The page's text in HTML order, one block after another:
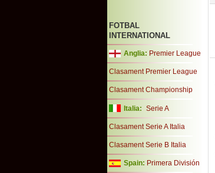
FOTBAL
INTERNATIONAL
Anglia: Premier League
Clasament Premier League
Clasament Championship
Italia: Serie A
Clasament Serie A Italia
Clasament Serie B Italia
Spain: Primera División